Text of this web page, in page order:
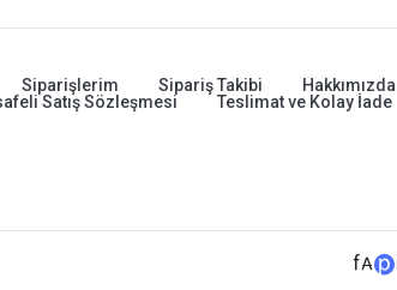
Siparişlerim Sipariş Takibi Hakkımızda
Satış Sözleşmesi Teslimat ve Kolay İade